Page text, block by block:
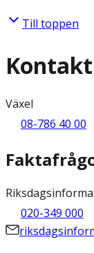
Till toppen
Kontakt
Växel
08-786 40 00
020-349 000